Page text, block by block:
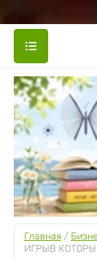
Главная /
ИГРЫВ